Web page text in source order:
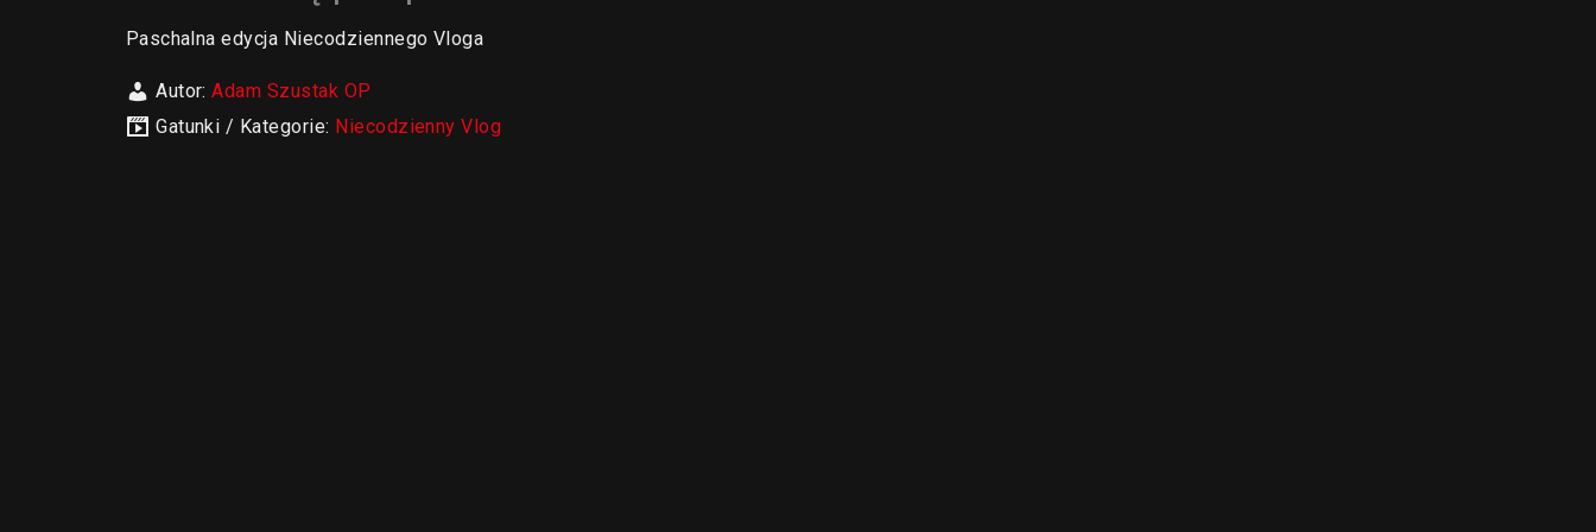
Paschalna edycja Niecodziennego Vloga
Autor:Adam Szustak OP
Gatunki / Kategorie: Niecodzienny Vlog